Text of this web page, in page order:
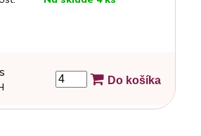
Do košíka